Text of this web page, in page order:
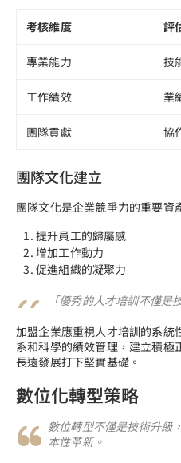
考核維度 評
專業能力 技
工作績效 業
團隊貢獻 協
團隊文化建立
團隊文化是企業競爭力的重要資
提升員工的歸屬感
增加工作動力
促進組織的凝聚力
「優秀的人才培訓不僅是
加盟企業應重視人才培訓的系統
系和科學的績效管理，建立積極
長遠發展打下堅實基礎。
數位化轉型策略
數位轉型不僅是技術升級
本性革新。